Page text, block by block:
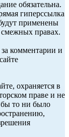
обязательна.
гиперссылка
применены
смежных правах.
за комментарии и
охраняется в
праве и не
то ни было